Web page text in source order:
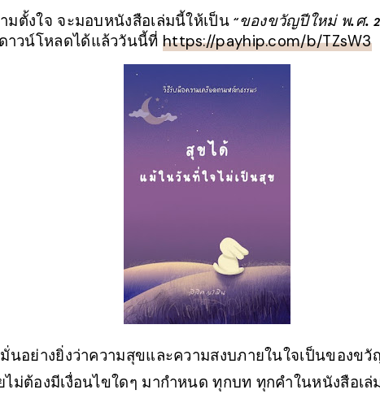
มตั้งใจ จะมอบหนังสือเล่มนี้ให้เป็น “ของขวัญปีใหม่ พ.ศ.
ดาวน์โหลดได้แล้ววันนี้ที่ https://payhip.com/b/TZsW3
มั่นอย่างยิ่งว่าความสุขและความสงบภายในใจเป็นของข
ม่ต้องมีเงื่อนไขใดๆ มากำหนด ทุกบท ทุกคำในหนังสือเ